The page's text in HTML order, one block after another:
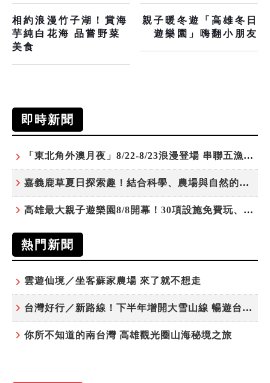
相約浪漫竹子湖！賞海
芋純白花海 品嘗野菜
美食
親子暖冬遊「高雄冬日
遊樂園」嗨翻小朋友
即時新聞
「東北角外澳月夜」8/22-8/23浪漫登場 串聯五漁村、音樂、市集、火舞與慢旅共度夏夜
嘉義鹿草夏日探索趣！結合科學、農場與自然的親子小旅行
高雄最大親子遊樂園8/8開幕！30項設施免費玩、YOYO家族嗨翻暑假
熱門新聞
雲遊仙境／坐客蘇家農場 來了就不想走
台灣好行／新路線！下半年增開大雪山線 暢遊台中更便利
你所不知道的南台灣 高雄觀光圈山海秘境之旅